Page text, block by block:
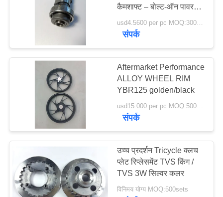
कैमशाफ्ट – बोल्ट-ऑन पावर
और टॉर्क बूस्ट
संपर्क
Aftermarket Performance
ALLOY WHEEL RIM
YBR125 golden/black
usd15.000 per pc MOQ:500pcs
संपर्क
उच्च प्रदर्शन Tricycle क्लच
प्लेट रिप्लेसमेंट TVS किंग /
TVS 3W सिल्वर कलर
विनिमय योग्य MOQ:500sets